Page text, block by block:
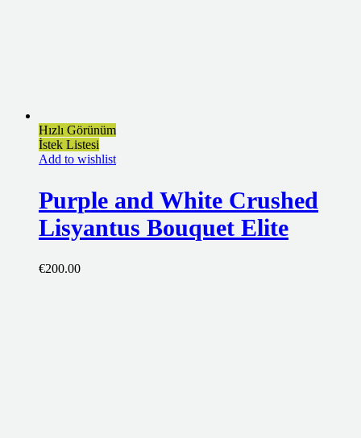
Hızlı Görünüm
İstek Listesi
Add to wishlist
Purple and White Crushed
Lisyantus Bouquet Elite
€200.00